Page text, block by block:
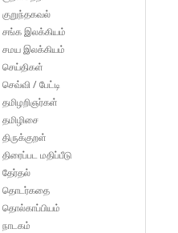
குறுந்தகவல்
சங்க இலக்கியம்
சமய இலக்கியம்
செய்திகள்
செவ்வி / பேட்டி
தமிழறிஞர்கள்
தமிழிசை
திருக்குறள்
திரைப்பட மதிப்பீடு
தேர்தல்
தொடர்கதை
தொல்காப்பியம்
நாடகம்